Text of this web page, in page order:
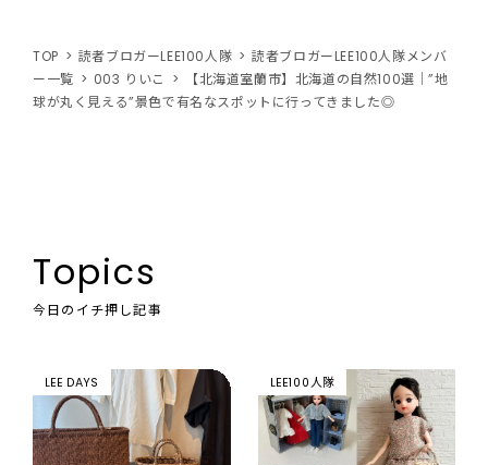
TOP 読者ブロガーLEE100人隊
読者ブロガーLEE100人隊メンバ
ー一覧
003 りいこ
【北海道室蘭市】北海道の自然100選｜”地
球が丸く見える”景色で有名なスポットに行ってきました◎
Topics
今日のイチ押し記事
LEE DAYS LEE100人隊